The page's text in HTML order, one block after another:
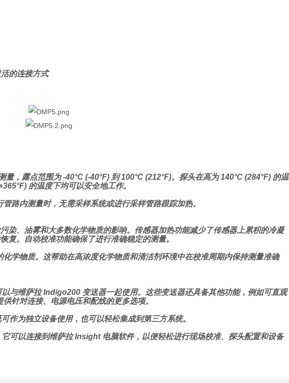
的连接方式
，露点范围为 -40°C (-40°F) 到 100°C (212°F)。探头在高为 140°C (284°F) 的温
的温度下均可以安全地工作。
路内测量时，无需采样系统或进行采样管路跟踪加热。
染、油雾和大多数化学物质的影响。传感器加热功能减少了传感器上累积的冷凝
。自动校准功能确保了进行准确稳定的测量。
学物质。这帮助在高浓度化学物质和清洁剂环境中在校准周期内保持测量准确
与维萨拉 Indigo200 变送器一起使用。这些变送器还具备其他功能，例如可直观
针对连接、电源电压和配线的更多选项。
作为独立设备使用，也可以轻松集成到第三方系统。
可以连接到维萨拉 Insight 电脑软件，以便轻松进行现场校准、探头配置和设备